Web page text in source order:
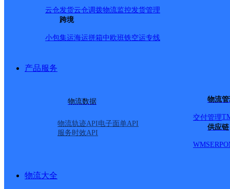
云仓发货云仓调拨物流监控发货管理
跨境
小包集运海运拼箱中欧班铁空运专线
产品服务
物流数据
物流轨迹API电子面单API
服务时效API
物流
交付管理
供应链
WMSERP
物流大全